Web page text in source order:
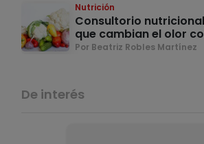
Nutrición
Consultorio
que cambian el olor
Por Beatriz Robles Martínez
De interés